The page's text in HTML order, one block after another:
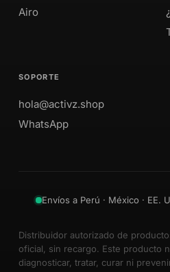
Airo
SOPORTE
hola@activz.shop
WhatsApp
Envíos a Perú · México · EE.
Distribuidor autorizado de
oficial, sin recargo. Este producto
diagnosticar, tratar, curar ni